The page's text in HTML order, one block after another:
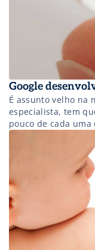
Google
É assunto velho na
especialista, tem
pouco de cada
em diagnósticos
determinadas